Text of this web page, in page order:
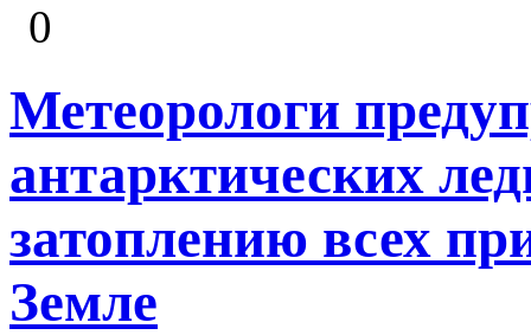
0
Метеорологи
антарктических
затоплению всех
Земле